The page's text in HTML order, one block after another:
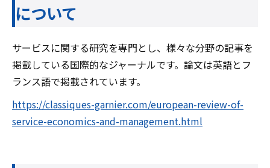
について
サービスに関する研究を専門とし、様々な分野の記事を
掲載している国際的なジャーナルです。論文は英語とフ
ランス語で掲載されています。
https://classiques-garnier.com/european-review-of-
service-economics-and-management.html